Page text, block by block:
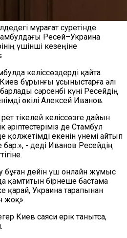
мұрағат суретінде
Ресей–Украина
үшінші кезеңіне
келіссөздерді қайта
бұрынғы ұсыныстарға әлі
сәрсенбі күні Ресейдің
өкілі Алексей Иванов.
тікелей келіссөзге дайын
әріптестеріміз де Стамбул
қолжетімді екенін үнемі айтып
бар.», - деді Иванов Ресейдің
дейін үш онлайн жұмыс
қамтитын бірнеше бастама
қарай, Украина тарапынан
жоқ».
Киев саяси ерік танытса,